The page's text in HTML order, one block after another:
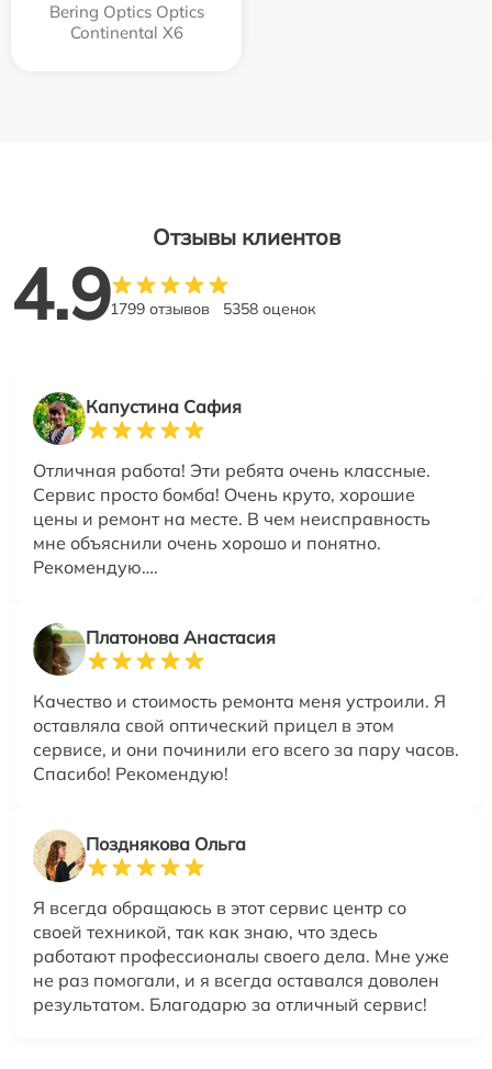
Bering Optics Optics
Continental X6
Отзывы клиентов
4.91799 отзывов 5358 оценок
Капустина Сафия
Отличная работа! Эти ребята очень классные.
Сервис просто бомба! Очень круто, хорошие
цены и ремонт на месте. В чем неисправность
мне объяснили очень хорошо и понятно.
Рекомендую….
Платонова Анастасия
Качество и стоимость ремонта меня устроили. Я
оставляла свой оптический прицел в этом
сервисе, и они починили его всего за пару часов.
Спасибо! Рекомендую!
Позднякова Ольга
Я всегда обращаюсь в этот сервис центр со
своей техникой, так как знаю, что здесь
работают профессионалы своего дела. Мне уже
не раз помогали, и я всегда оставался доволен
результатом. Благодарю за отличный сервис!